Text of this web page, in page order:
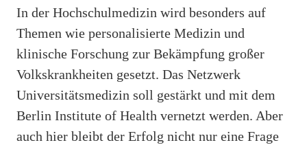
In der Hochschulmedizin wird besonders auf
Themen wie personalisierte Medizin und
klinische Forschung zur Bekämpfung großer
Volkskrankheiten gesetzt. Das Netzwerk
Universitätsmedizin soll gestärkt und mit dem
Berlin Institute of Health vernetzt werden. Aber
auch hier bleibt der Erfolg nicht nur eine Frage